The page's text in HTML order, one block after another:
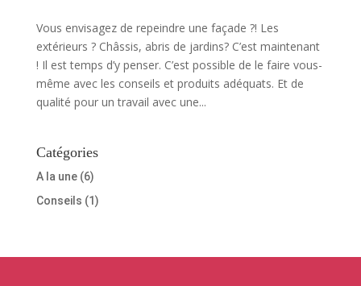
Vous envisagez de repeindre une façade ?! Les
extérieurs ? Châssis, abris de jardins? C’est maintenant
! Il est temps d’y penser. C’est possible de le faire vous-
même avec les conseils et produits adéquats. Et de
qualité pour un travail avec une...
Catégories
A la une(6)
Conseils (1)